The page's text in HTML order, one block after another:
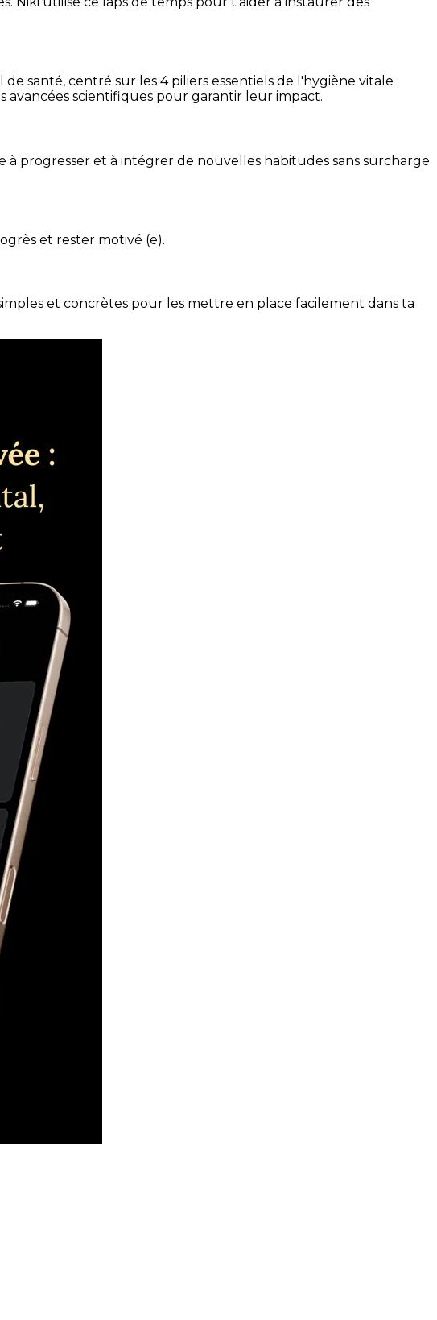
santé, centré sur les 4 piliers essentiels de l'hygiène vitale :
avancées scientifiques pour garantir leur impact.
progresser et à intégrer de nouvelles habitudes sans surcharge
et rester motivé (e).
et concrètes pour les mettre en place facilement dans ta